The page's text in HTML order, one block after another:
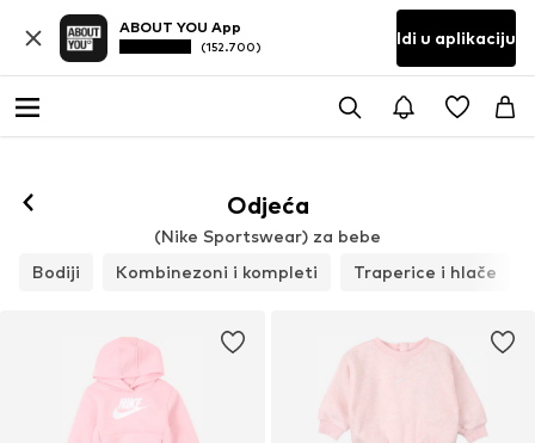
ABOUT YOU App
(152.700) Idi u aplikaciju
Odjeća
(Nike Sportswear) za bebe
Bodiji
Kombinezoni i kompleti Traperice i hlače